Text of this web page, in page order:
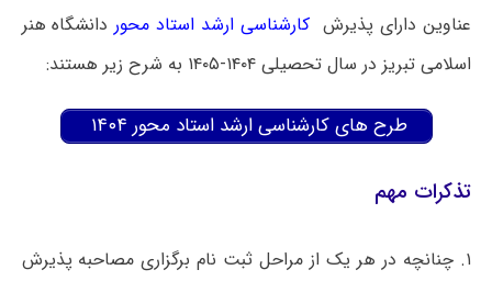
عناوین دارای پذیرشکارشناسی ارشد استاد محور دانشگاه هنر
اسلامی تبریز در سال تحصیلی ۱۴۰۴-۱۴۰۵ به شرح زیر هستند:
طرح های کارشناسی ارشد استاد محور ۱۴۰۴
تذکرات مهم
۱. چنانچه در هر یک از مراحل ثبت نام برگزاری مصاحبه پذیرش